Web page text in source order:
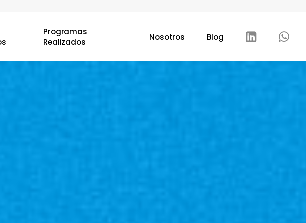
Programas
Realizados
Nosotros Blog